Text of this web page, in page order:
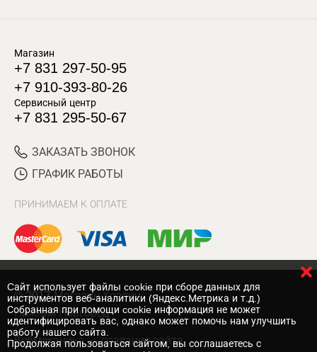
Магазин
+7 831 297-50-95
+7 910-393-80-26
Сервисный центр
+7 831 295-50-67
ЗАКАЗАТЬ ЗВОНОК
ГРАФИК РАБОТЫ
ПРИНИМАЕМ К ОПЛАТЕ
© 2017 Магазин Хозяин
Нижний Новгород
Вебмеханика — создание сайта
Cайт использует файлы cookie при сборе данных для
инструментов веб-аналитики (Яндекс.Метрика и т.д.)
Собранная при помощи cookie информация не может
идентифицировать вас, однако может помочь нам улучшить
работу нашего сайта.
Продолжая пользоваться сайтом, вы соглашаетесь с